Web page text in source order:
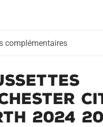
complémentaires
2024